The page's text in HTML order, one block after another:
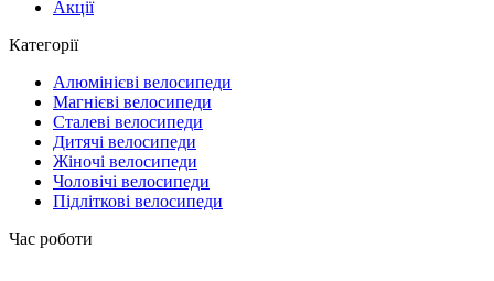
Акції
Категорії
Алюмінієві велосипеди
Магнієві велосипеди
Сталеві велосипеди
Дитячі велосипеди
Жіночі велосипеди
Чоловічі велосипеди
Підліткові велосипеди
Час роботи